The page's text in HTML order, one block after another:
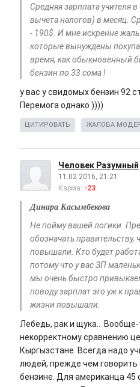
Средняя зарплата учителя
вычета налогов) в месяц.
- 190$. И мне искренне
которые вынуждены
время, как обыкновенный
бензин по 33 сома !
у вас у свидомых бензин 92
Перемога однако ))))
ЦИТИРОВАТЬ ЖАЛОБА
Человек Разумный
11.02.2016, 21:21
Карма: -23
Динара Касымбекова
Не пойму вашей логики.
обозначать
повышали. Кто будет
потому что у вас ЗП
мы очень быстро
поводу зарплат это уж к
жизни повышали.
Лебедь, рак и щука.. Вообще-
некорректному сравнению
Кыргызстане. Всегда надо
людей, прежде чем
бензине. Для американца 45